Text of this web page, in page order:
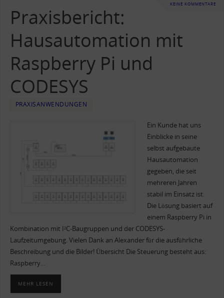
KEINE KOMMENTARE
Praxisbericht:
Hausautomation mit
Raspberry Pi und
CODESYS
PRAXISANWENDUNGEN
Ein Kunde hat uns
Einblicke in seine
selbst aufgebaute
Hausautomation
gegeben, die seit
mehreren Jahren
stabil im Einsatz ist.
Die Lösung basiert auf
einem Raspberry Pi in
Kombination mit I²C-Baugruppen und der CODESYS-
Laufzeitumgebung. Vielen Dank an Alexander für die ausführliche
Beschreibung und die Bilder! Übersicht Die Steuerung besteht aus:
Raspberry…
MEHR LESEN